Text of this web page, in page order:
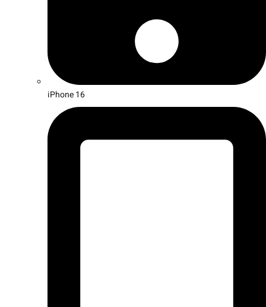
iPhone 16